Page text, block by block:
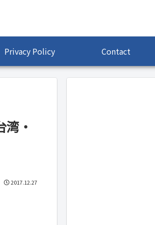
Privacy Policy Contact
・
2017.12.27